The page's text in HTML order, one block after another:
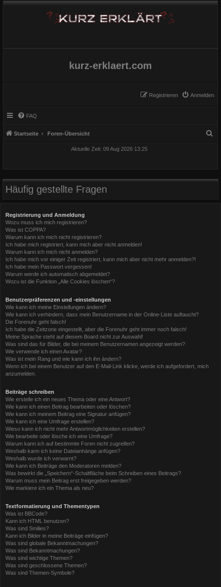
kurz-erklaert.com
Anmelden
Registrieren
FAQ
Startseite Foren-Übersicht
e
Aktuelle Zeit: 09 Aug 2026 13:25
Häufig gestellte Fragen
Registrierung und Anmeldung
Wozu muss ich mich registrieren?
Was ist COPPA?
Warum kann ich mich nicht registrieren?
Ich habe mich registriert, kann mich aber nicht anmelden!
Warum kann ich mich nicht anmelden?
Ich habe mich vor einiger Zeit registriert, kann mich aber nicht mehr anmelden?!
Ich habe mein Passwort vergessen!
Warum werde ich automatisch abgemeldet?
Wozu ist die Funktion „Alle Cookies löschen“?
Benutzerpräferenzen und -einstellungen
Wie kann ich meine Einstellungen ändern?
Wie kann ich verhindern, dass mein Benutzername in der Online-Liste auftaucht?
Die Forenuhr geht falsch!
Ich habe die Zeitzone eingestellt, aber die Forenuhr geht immer noch falsch!
Meine Sprache steht auf diesem Board nicht zur Auswahl!
Was sind das für Bilder, die bei meinem Benutzernamen angezeigt werden?
Wie verwende ich einen Avatar?
Was ist mein Rang und wie kann ich ihn ändern?
Wenn ich bei einem Benutzer auf den E-Mail-Link klicke, werde ich aufgefordert, mich
anzumelden.
Beiträge schreiben
Wie erstelle ich ein neues Thema oder eine Antwort?
Wie kann ich einen Beitrag bearbeiten oder löschen?
Wie kann ich meinem Beitrag eine Signatur anfügen?
Wie kann ich eine Umfrage erstellen?
Wieso kann ich nicht mehr Antwortmöglichkeiten erstellen?
Wie bearbeite oder lösche ich eine Umfrage?
Warum kann ich auf bestimmte Foren nicht zugreifen?
Weshalb kann ich keine Dateianhänge anfügen?
Weshalb wurde ich verwarnt?
Wie kann ich Beiträge den Moderatoren melden?
Was bewirkt die „Speichern“-Schaltfläche beim Schreiben eines Beitrags?
Warum muss mein Beitrag erst freigegeben werden?
Wie markiere ich ein Thema als neu?
Textformatierung und Thementypen
Was ist BBCode?
Kann ich HTML benutzen?
Was sind Smilies?
Kann ich Bilder in meine Beiträge einfügen?
Was sind globale Bekanntmachungen?
Was sind Bekanntmachungen?
Was sind wichtige Themen?
Was sind geschlossene Themen?
Was sind Themen-Symbole?